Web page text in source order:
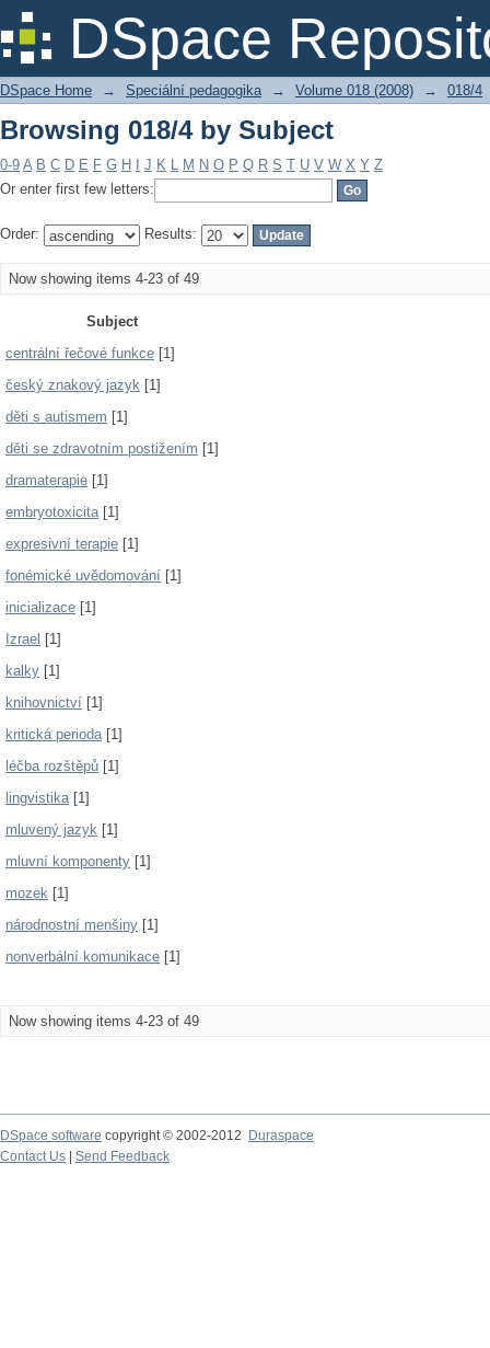
DSpace
Browsing 018/4 by Subject
DSpace Home → Speciální pedagogika → Volume 018 (2008) → 018/4
Browsing 018/4 by Subject
0-9 A B C D E F G H J K L M N O P Q R S T U V W X Y Z
Or enter first few letters:
Order: Results:
Now showing items 4-23 of 49
Subject
centrální řečové funkce [1]
český znakový jazyk [1]
děti s autismem [1]
děti se zdravotním postižením [1]
dramaterapie [1]
embryotoxicita[1]
expresivní terapie [1]
fonémické uvědomování [1]
inicializace [1]
Izrael [1]
kalky [1]
knihovnictví [1]
kritická perioda[1]
léčba rozštěpů [1]
lingvistika[1]
mluvený jazyk [1]
mluvní komponenty [1]
mozek [1]
národnostní menšiny [1]
nonverbální komunikace [1]
Now showing items 4-23 of 49
DSpace software copyright © 2002-2012
Duraspace
Contact Us
Send Feedback